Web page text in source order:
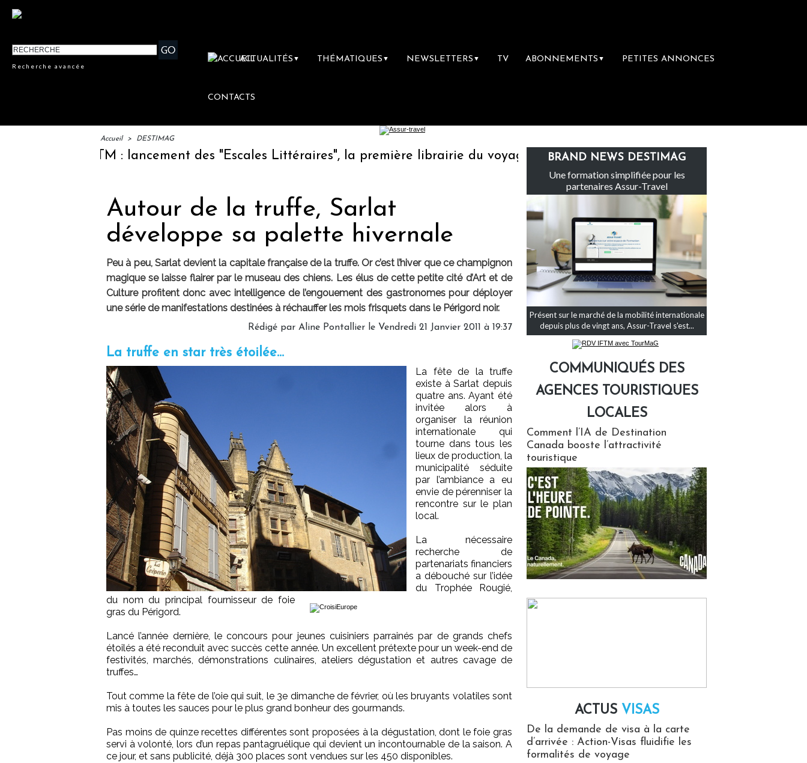
Recherche avancée
ACTUALITÉS ▼ THÉMATIQUES ▼ NEWSLETTERS ▼ TV ABONNEMENTS ▼ PETITES ANNONCES
CONTACTS
Accueil > DESTIMAG
IFTM : lancement des "Escales Littéraires", la première librairie du voyage Le groupe Sainte-Claire rachète Eden Tour
Autour de la truffe, Sarlat
développe sa palette hivernale
Peu à peu, Sarlat devient la capitale française de la truffe. Or c’est l’hiver que ce champignon
magique se laisse flairer par le museau des chiens. Les élus de cette petite cité d’Art et de
Culture profitent donc avec intelligence de l’engouement des gastronomes pour déployer
une série de manifestations destinées à réchauffer les mois frisquets dans le Périgord noir.
Rédigé par Aline Pontallier le Vendredi 21 Janvier 2011 à 19:37
La truffe en star très étoilée…
La fête de la truffe
existe à Sarlat depuis
quatre ans. Ayant été
invitée alors à
organiser la réunion
internationale qui
tourne dans tous les
lieux de production, la
municipalité séduite
par l’ambiance a eu
envie de pérenniser la
rencontre sur le plan
local.
La nécessaire
recherche de
partenariats financiers
a débouché sur l’idée
du Trophée Rougié,
du nom du principal fournisseur de foie
gras du Périgord.
Lancé l’année dernière, le concours pour jeunes cuisiniers parrainés par de grands chefs
étoilés a été reconduit avec succès cette année. Un excellent prétexte pour un week-end de
festivités, marchés, démonstrations culinaires, ateliers dégustation et autres cavage de
truffes…
Tout comme la fête de l’oie qui suit, le 3e dimanche de février, où les bruyants volatiles sont
mis à toutes les sauces pour le plus grand bonheur des gourmands.
Pas moins de quinze recettes différentes sont proposées à la dégustation, dont le foie gras
servi à volonté, lors d’un repas pantagruélique qui devient un incontournable de la saison. A
ce jour, et sans publicité, déjà 300 places sont vendues sur les 450 disponibles.
BRAND NEWS DESTIMAG
Une formation simplifiée pour les
partenaires Assur-Travel
Présent sur le marché de la mobilité internationale
depuis plus de vingt ans, Assur-Travel s'est...
COMMUNIQUÉS DES
AGENCES TOURISTIQUES
LOCALES
Comment l’IA de Destination
Canada booste l’attractivité
touristique
ACTUS VISAS
De la demande de visa à la carte
d’arrivée : Action-Visas fluidifie les
formalités de voyage